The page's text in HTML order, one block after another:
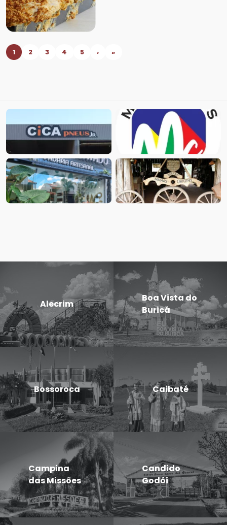
1 2 3 4 5 › »
Alecrim
Boa Vista do
Buricá
Bossoroca Caibaté
Campina
das Missões
Candido
Godói